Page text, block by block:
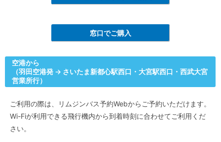
窓口でご購入
空港から
（羽田空港発 → さいたま新都心駅西口・大宮駅西口・西武大宮
営業所行）
ご利用の際は、リムジンバス予約Webからご予約いただけます。
Wi-Fiが利用できる飛行機内から到着時刻に合わせてご利用くだ
さい。